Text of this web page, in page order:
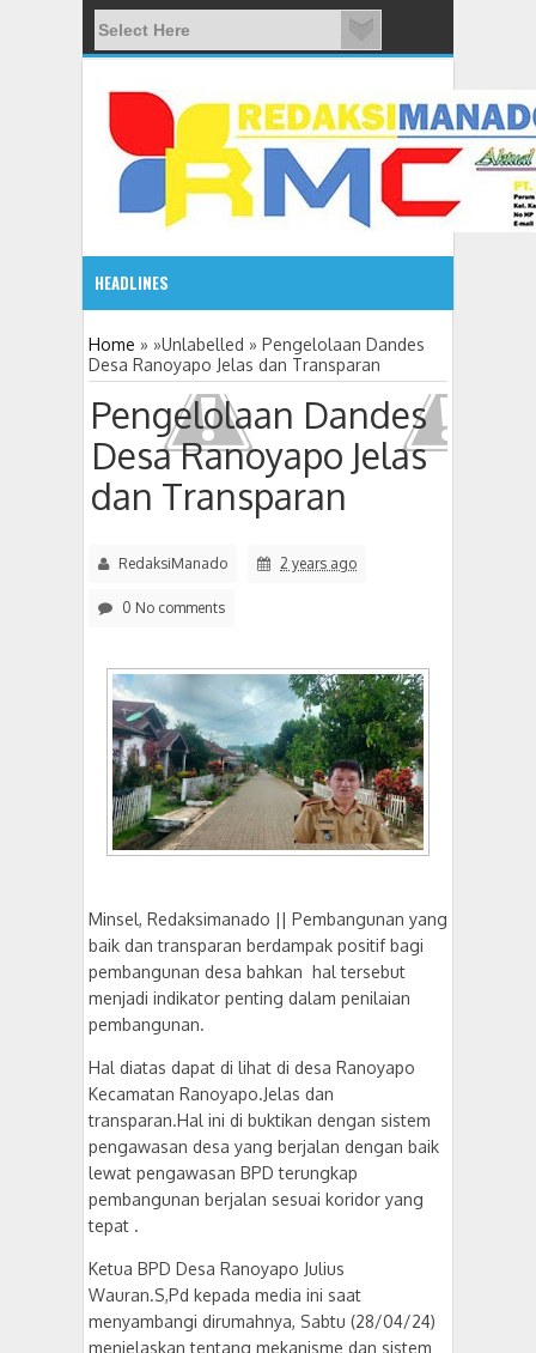
HEADLINES
Home » »Unlabelled » Pengelolaan Dandes
Desa Ranoyapo Jelas dan Transparan
Pengelolaan Dandes
Desa Ranoyapo Jelas
dan Transparan
RedaksiManado 2 years ago
0 No comments
Minsel, Redaksimanado || Pembangunan yang
baik dan transparan berdampak positif bagi
pembangunan desa bahkan hal tersebut
menjadi indikator penting dalam penilaian
pembangunan.
Hal diatas dapat di lihat di desa Ranoyapo
Kecamatan Ranoyapo.Jelas dan
transparan.Hal ini di buktikan dengan sistem
pengawasan desa yang berjalan dengan baik
lewat pengawasan BPD terungkap
pembangunan berjalan sesuai koridor yang
tepat .
Ketua BPD Desa Ranoyapo Julius
Wauran.S,Pd kepada media ini saat
menyambangi dirumahnya, Sabtu (28/04/24)
menjelaskan tentang mekanisme dan sistem